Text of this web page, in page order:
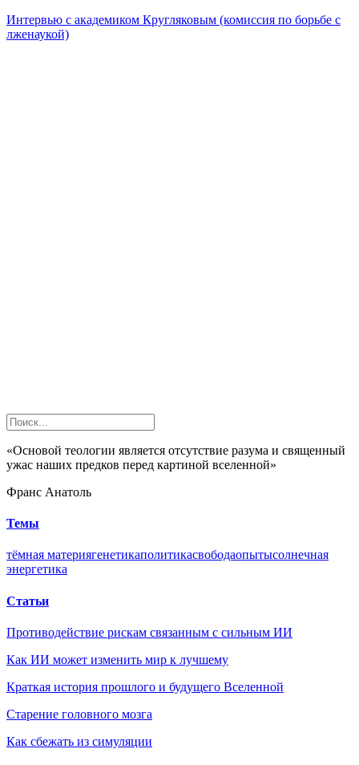
Интервью с академиком Кругляковым (комиссия по борьбе с
лженаукой)
«Основой теологии является отсутствие разума и священный
ужас наших предков перед картиной вселенной»
Франс Анатоль
Темы
тёмная материягенетикаполитикасвободаопытысолнечная
энергетика
Статьи
Противодействие рискам связанным с сильным ИИ
Как ИИ может изменить мир к лучшему
Краткая история прошлого и будущего Вселенной
Старение головного мозга
Как сбежать из симуляции